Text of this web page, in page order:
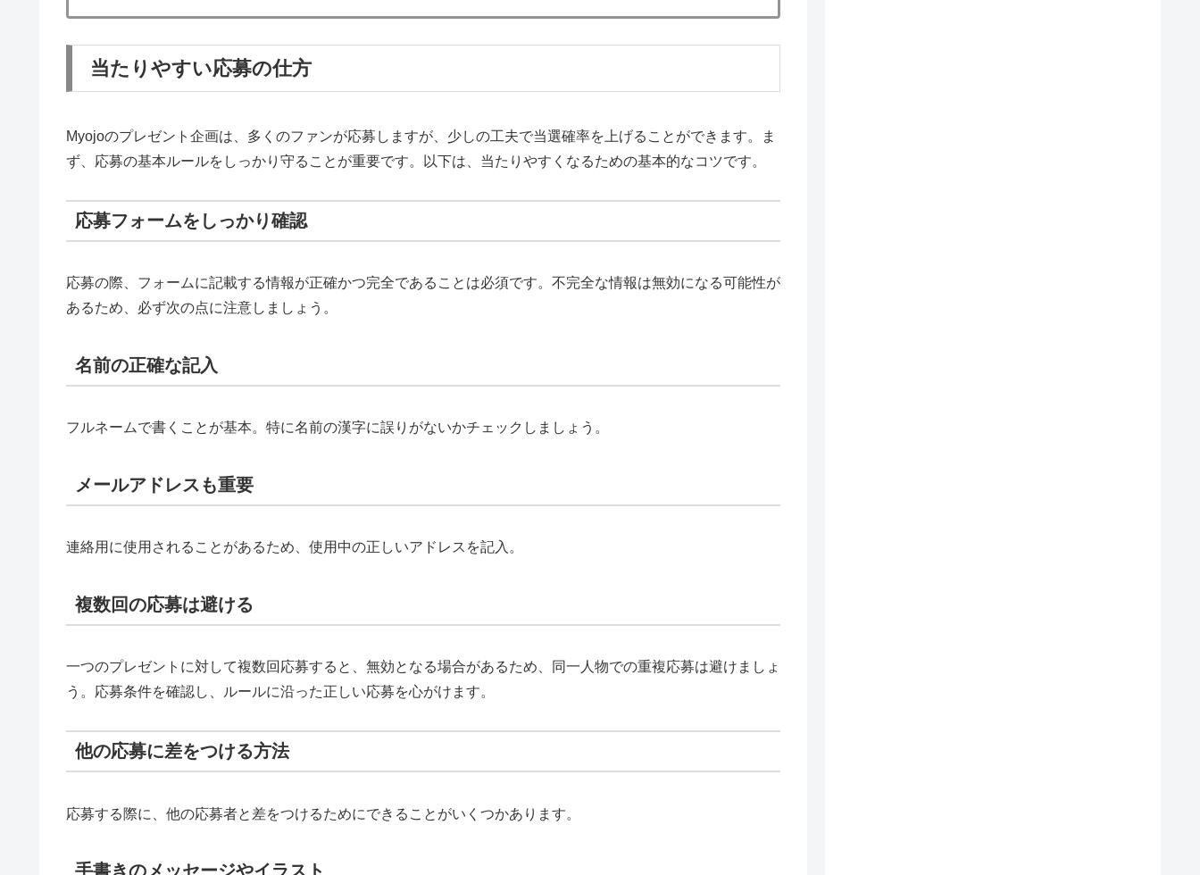
当たりやすい応募の仕方
Myojoのプレゼント企画は、多くのファンが応募しますが、少しの工夫で当選確率を上げることができます。ま
ず、応募の基本ルールをしっかり守ることが重要です。以下は、当たりやすくなるための基本的なコツです。
応募フォームをしっかり確認
応募の際、フォームに記載する情報が正確かつ完全であることは必須です。不完全な情報は無効になる可能性が
あるため、必ず次の点に注意しましょう。
名前の正確な記入
フルネームで書くことが基本。特に名前の漢字に誤りがないかチェックしましょう。
メールアドレスも重要
連絡用に使用されることがあるため、使用中の正しいアドレスを記入。
複数回の応募は避ける
一つのプレゼントに対して複数回応募すると、無効となる場合があるため、同一人物での重複応募は避けましょ
う。応募条件を確認し、ルールに沿った正しい応募を心がけます。
他の応募に差をつける方法
応募する際に、他の応募者と差をつけるためにできることがいくつかあります。
手書きのメッセージやイラスト